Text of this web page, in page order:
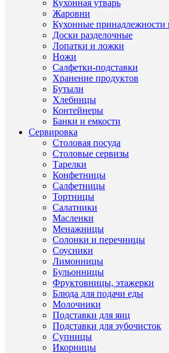
Кухонная утварь
Жаровни
Кухонные принадлежности
Доски разделочные
Лопатки и ложки
Ножи
Салфетки-подставки
Хранение продуктов
Бутыли
Хлебницы
Контейнеры
Банки и емкости
Сервировка
Столовая посуда
Столовые сервизы
Тарелки
Конфетницы
Салфетницы
Тортницы
Салатники
Масленки
Менажницы
Солонки и перечницы
Соусники
Лимонницы
Бульонницы
Фруктовницы, этажерки
Блюда для подачи еды
Молочники
Подставки для яиц
Подставки для зубочисток
Супницы
Икорницы